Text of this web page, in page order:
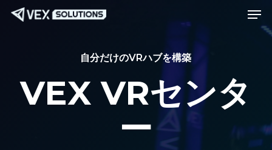
メニュー
自分だけのVRハブを構築
VEX VRセンタ
ー
Menu